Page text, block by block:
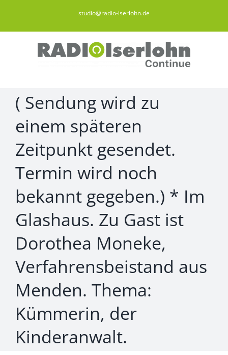
springen
studio@radio-iserlohn.de
( Sendung wird zu
einem späteren
Zeitpunkt gesendet.
Termin wird noch
bekannt gegeben.) * Im
Glashaus. Zu Gast ist
Dorothea Moneke,
Verfahrensbeistand aus
Menden. Thema:
Kümmerin, der
Kinderanwalt.